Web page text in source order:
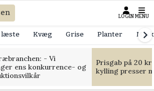
LOGIN MENU
læste Kvæg Grise Planter
- Vi
ens konkurrence- og
Prisgab på 20
kylling presser